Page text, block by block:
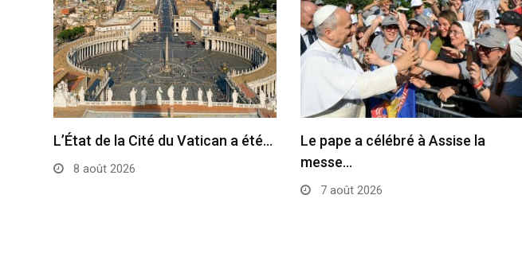
L’État de la Cité du Vatican a été…
8 août 2026
Le pape a célébré à Assise la
messe…
7 août 2026